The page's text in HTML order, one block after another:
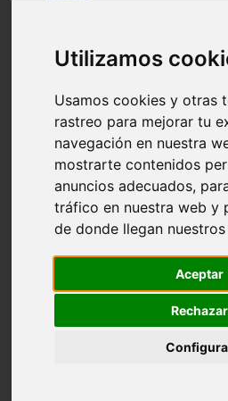
Utilizamos
Usamos cookies y otras
rastreo para mejorar tu
navegación en nuestra
mostrarte contenidos
anuncios adecuados,
tráfico en nuestra web y
de donde llegan
Aceptar
Rechazar
tag
venezuela
vocabulario de cocina
Madrid - pozuelo-de-alarcón
Teruel - sarrión
Cádiz - algodonales
Illes-balears - inca
Madrid - madrid
Málaga - torremolinos
Asturias - oviedo
Cádiz - el-puerto-de-santa-maría
Málaga - marbella
Barcelona - barcelona